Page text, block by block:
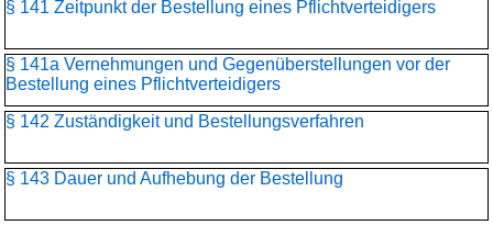
§ 141 Zeitpunkt der Bestellung eines Pflichtverteidigers
§ 141a Vernehmungen und Gegenüberstellungen vor der
Bestellung eines Pflichtverteidigers
§ 142 Zuständigkeit und Bestellungsverfahren
§ 143 Dauer und Aufhebung der Bestellung